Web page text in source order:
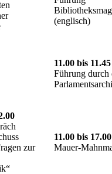
(englisch)
11.00 bis 11.45
Führung durch
zur
11.00 bis 17.00
Mauer-